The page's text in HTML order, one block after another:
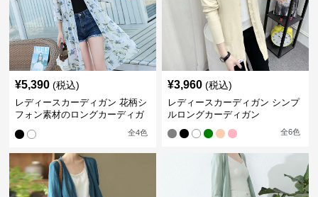
¥5,390 (税込)
レディースカーディガン 花柄シ
フォン素材のロングカーディガ
全4色
¥3,960 (税込)
レディースカーディガン シンプ
ルロングカーディガン
全6色